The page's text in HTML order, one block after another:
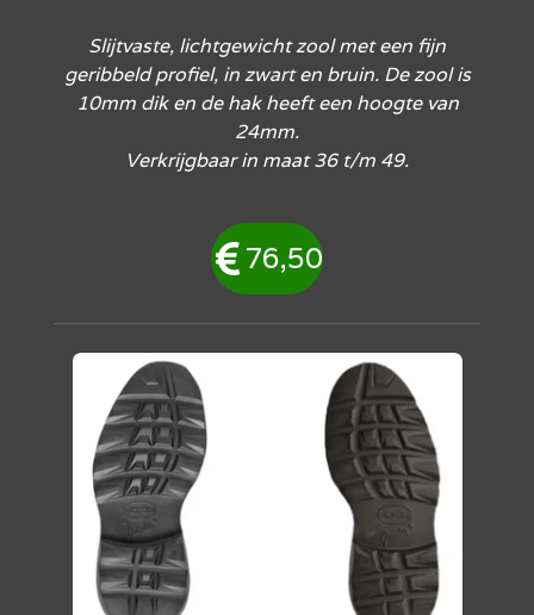
Slijtvaste, lichtgewicht zool met een fijn
geribbeld profiel, in zwart en bruin. De zool is
10mm dik en de hak heeft een hoogte van
24mm.
Verkrijgbaar in maat 36 t/m 49.
76,50